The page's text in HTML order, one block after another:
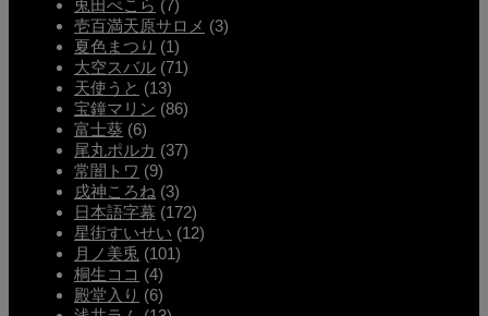
兎田ぺこら (7)
壱百満天原サロメ (3)
夏色まつり (1)
大空スバル (71)
天使うと (13)
宝鐘マリン (86)
富士葵 (6)
尾丸ポルカ (37)
常闇トワ (9)
戌神ころね (3)
日本語字幕 (172)
星街すいせい (12)
月ノ美兎 (101)
桐生ココ (4)
殿堂入り (6)